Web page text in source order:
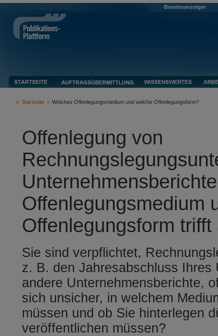
Bundesanzeiger
» Startseite › Welches Offenlegungsmedium und welche Offenlegungsform?
Offenlegung von
Offenlegungsmedium
Offenlegungsform
Sie sind verpflichtet,
z. B. den Jahresabschluss Ihres
andere Unternehmensberichte,
sich unsicher, in welchem
müssen und ob Sie hinterlegen
veröffentlichen müssen?